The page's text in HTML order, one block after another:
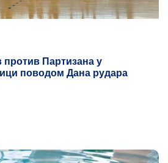
Партизана у
поводом Дана рудара